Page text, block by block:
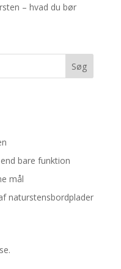
– hvad du bør
Søg
bare funktion
mål
naturstensbordplader